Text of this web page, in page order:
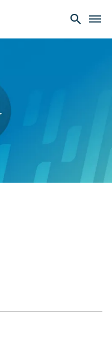
search dehaze